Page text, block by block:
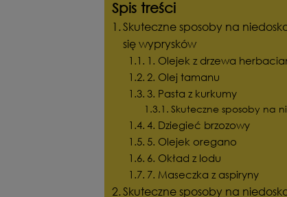
Spis treści
Skuteczne sposoby na
się wyprysków
1. Olejek z drzewa
2. Olej tamanu
3. Pasta z kurkumy
Skuteczne sposoby na
4. Dziegieć brzozowy
5. Olejek oregano
6. Okład z lodu
7. Maseczka z aspiryny
Skuteczne sposoby na